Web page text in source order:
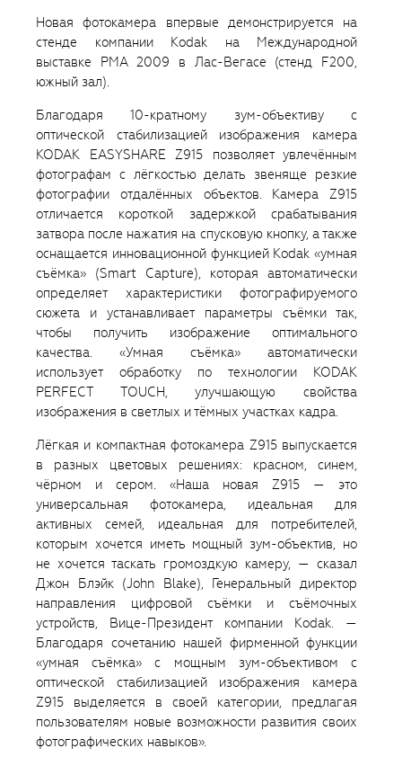
Новая фотокамера впервые демонстрируется на
стенде компании Kodak на Международной
выставке РМА 2009 в Лас-Вегасе (стенд F200,
южный зал).
Благодаря 10-кратному зум-объективу с
оптической стабилизацией изображения камера
KODAK EASYSHARE Z915 позволяет увлечённым
фотографам с лёгкостью делать звеняще резкие
фотографии отдалённых объектов. Камера Z915
отличается короткой задержкой срабатывания
затвора после нажатия на спусковую кнопку, а также
оснащается инновационной функцией Kodak «умная
съёмка» (Smart Capture), которая автоматически
определяет характеристики фотографируемого
сюжета и устанавливает параметры съёмки так,
чтобы получить изображение оптимального
качества. «Умная съёмка» автоматически
использует обработку по технологии KODAK
PERFECT TOUCH, улучшающую свойства
изображения в светлых и тёмных участках кадра.
Лёгкая и компактная фотокамера Z915 выпускается
в разных цветовых решениях: красном, синем,
чёрном и сером. «Наша новая Z915 — это
универсальная фотокамера, идеальная для
активных семей, идеальная для потребителей,
которым хочется иметь мощный зум-объектив, но
не хочется таскать громоздкую камеру, — сказал
Джон Блэйк (John Blake), Генеральный директор
направления цифровой съёмки и съёмочных
устройств, Вице-Президент компании Kodak. —
Благодаря сочетанию нашей фирменной функции
«умная съёмка» с мощным зум-объективом с
оптической стабилизацией изображения камера
Z915 выделяется в своей категории, предлагая
пользователям новые возможности развития своих
фотографических навыков».